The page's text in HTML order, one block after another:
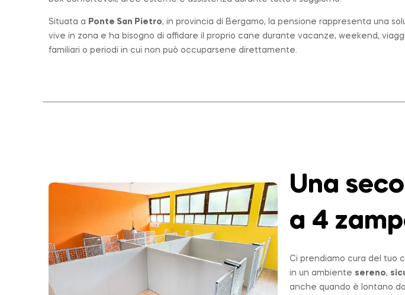
Situata a Ponte San Pietro, in provincia di Bergamo, la pensione rappresenta una
vive in zona e ha bisogno di affidare il proprio cane durante vacanze, weekend,
familiari o periodi in cui non può occuparsene direttamente.
Una
a 4
Ci prendiamo cura del tuo
in un ambiente sereno,
anche quando è lontano da